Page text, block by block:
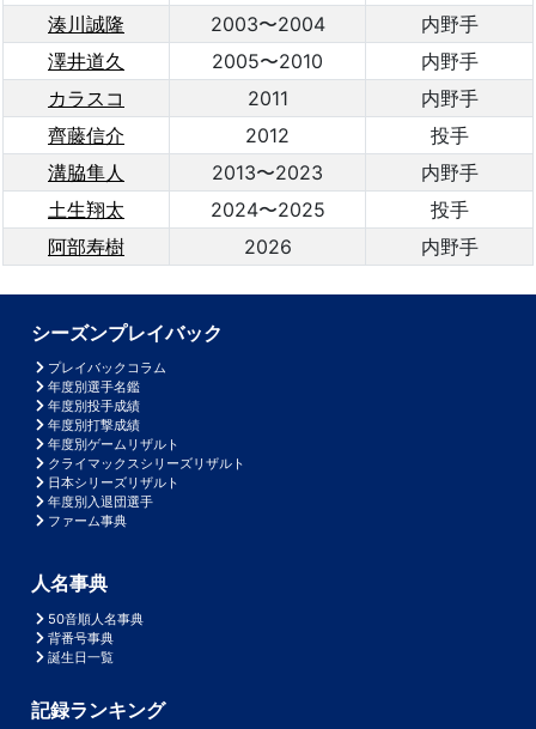
湊川誠隆
2003〜2004
内野手
澤井道久
2005〜2010
内野手
カラスコ
2011
内野手
齊藤信介
2012
投手
溝脇隼人
2013〜2023
内野手
土生翔太
2024〜2025
投手
阿部寿樹
2026 内野手
シーズンプレイバック
プレイバックコラム
年度別選手名鑑
年度別投手成績
年度別打撃成績
年度別ゲームリザルト
クライマックスシリーズリザルト
日本シリーズリザルト
年度別入退団選手
ファーム事典
人名事典
50音順人名事典
背番号事典
誕生日一覧
記録ランキング